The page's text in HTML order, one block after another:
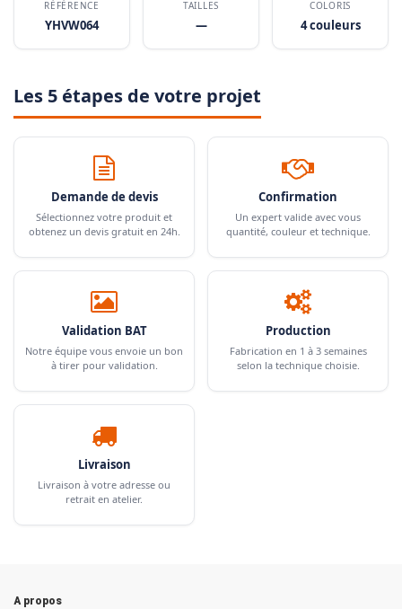
RÉFÉRENCE
YHVW064
TAILLES
—
COLORIS
4 couleurs
Les 5 étapes de votre projet
Demande de devis
Sélectionnez votre produit et
obtenez un devis gratuit en 24h.
Confirmation
Un expert valide avec vous
quantité, couleur et technique.
Validation BAT
Notre équipe vous envoie un bon
à tirer pour validation.
Production
Fabrication en 1 à 3 semaines
selon la technique choisie.
Livraison
Livraison à votre adresse ou
retrait en atelier.
A propos